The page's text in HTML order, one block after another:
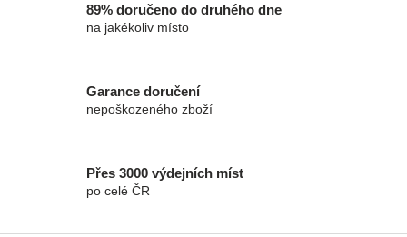
89% doručeno do druhého dne
na jakékoliv místo
Garance doručení
nepoškozeného zboží
Přes 3000 výdejních míst
po celé ČR